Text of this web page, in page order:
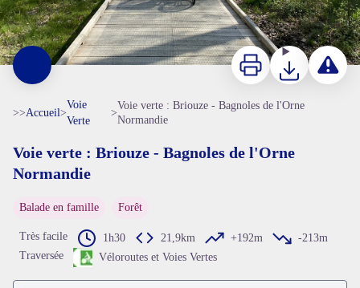
ImprimerTéléchargerSignaler
>>Accueil>
Voie
Verte
>
Voie verte : Briouze - Bagnoles de l'Orne
Normandie
Voie verte : Briouze - Bagnoles de l'Orne
Normandie
Balade en famille Forêt
Très facile 1h30 21,9km +192m
-213m
Traversée
Véloroutes et Voies Vertes